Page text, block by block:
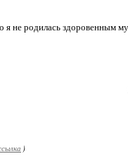
я не родилась здоровенным
)